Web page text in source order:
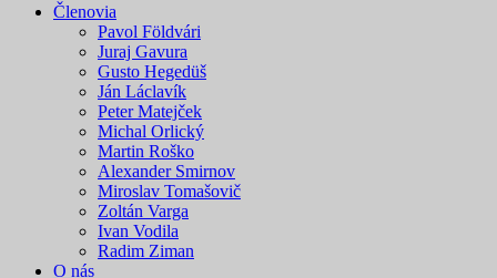
Členovia
Pavol Földvári
Juraj Gavura
Gusto Hegedüš
Ján Láclavík
Peter Matejček
Michal Orlický
Martin Roško
Alexander Smirnov
Miroslav Tomašovič
Zoltán Varga
Ivan Vodila
Radim Ziman
O nás